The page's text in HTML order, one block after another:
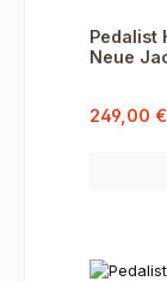
Pedalist
Neue
249,00 €